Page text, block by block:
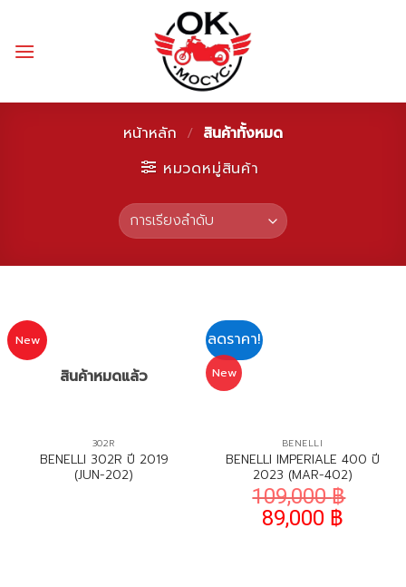
content
หน้าหลัก / สินค้าทั้งหมด
หมวดหมู่สินค้า
New
สินค้าหมดแล้ว
302R
BENELLI 302R ปี 2019
(JUN-202)
ลดราคา!
New
BENELLI
BENELLI IMPERIALE 400 ปี
2023 (MAR-402)
109,000฿
89,000 ฿